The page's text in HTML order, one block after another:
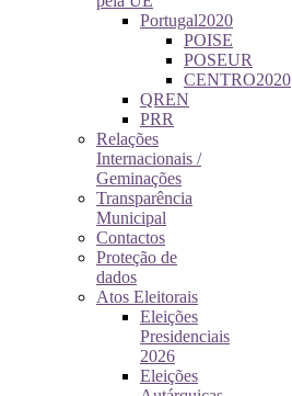
Portugal2020
POISE
POSEUR
CENTRO2020
QREN
PRR
Relações
Internacionais /
Geminações
Transparência
Municipal
Contactos
Proteção de
dados
Atos Eleitorais
Eleições
Presidenciais
2026
Eleições